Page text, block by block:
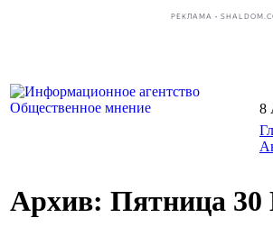
РЕКЛАМА •
8
Архив: Пятница 30